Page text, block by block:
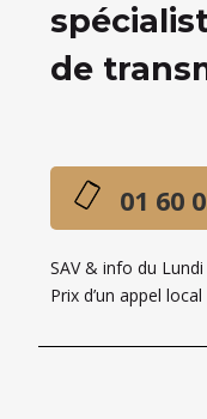
de
01 60
SAV & info du
Prix d’un appel local